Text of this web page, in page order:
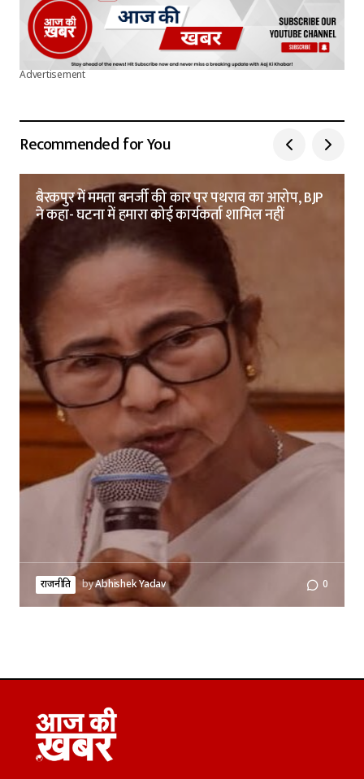
Advertisement
Recommended for You
बैरकपुर में ममता बनर्जी की कार पर पथराव का आरोप, BJP
ने कहा- घटना में हमारा कोई कार्यकर्ता शामिल नहीं
राजनीति byAbhishek Yadav 0